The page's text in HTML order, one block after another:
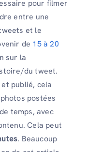
pour filmer
entre une
et le
de 15 à 20
sur la
du tweet.
publié, cela
postées
temps, avec
Cela peut
. Beaucoup